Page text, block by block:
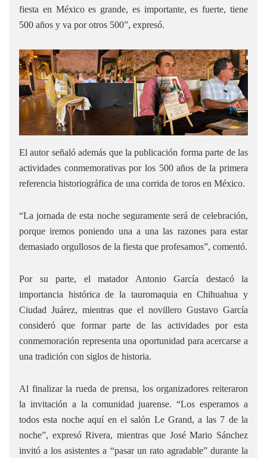
fiesta en México es grande, es importante, es fuerte, tiene
500 años y va por otros 500”, expresó.
El autor señaló además que la publicación forma parte de las
actividades conmemorativas por los 500 años de la primera
referencia historiográfica de una corrida de toros en México.
“La jornada de esta noche seguramente será de celebración,
porque iremos poniendo una a una las razones para estar
demasiado orgullosos de la fiesta que profesamos”, comentó.
Por su parte, el matador Antonio García destacó la
importancia histórica de la tauromaquia en Chihuahua y
Ciudad Juárez, mientras que el novillero Gustavo García
consideró que formar parte de las actividades por esta
conmemoración representa una oportunidad para acercarse a
una tradición con siglos de historia.
Al finalizar la rueda de prensa, los organizadores reiteraron
la invitación a la comunidad juarense. “Los esperamos a
todos esta noche aquí en el salón Le Grand, a las 7 de la
noche”, expresó Rivera, mientras que José Mario Sánchez
invitó a los asistentes a “pasar un rato agradable” durante la